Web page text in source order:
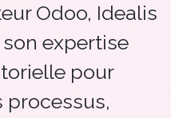
Odoo, Idealis
expertise
pour
processus,